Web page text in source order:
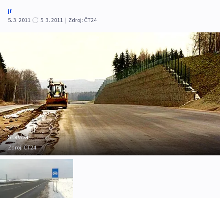
jf
5. 3. 2011
5. 3. 2011 | Zdroj: ČT24
Stavba
Zdroj:ČT24